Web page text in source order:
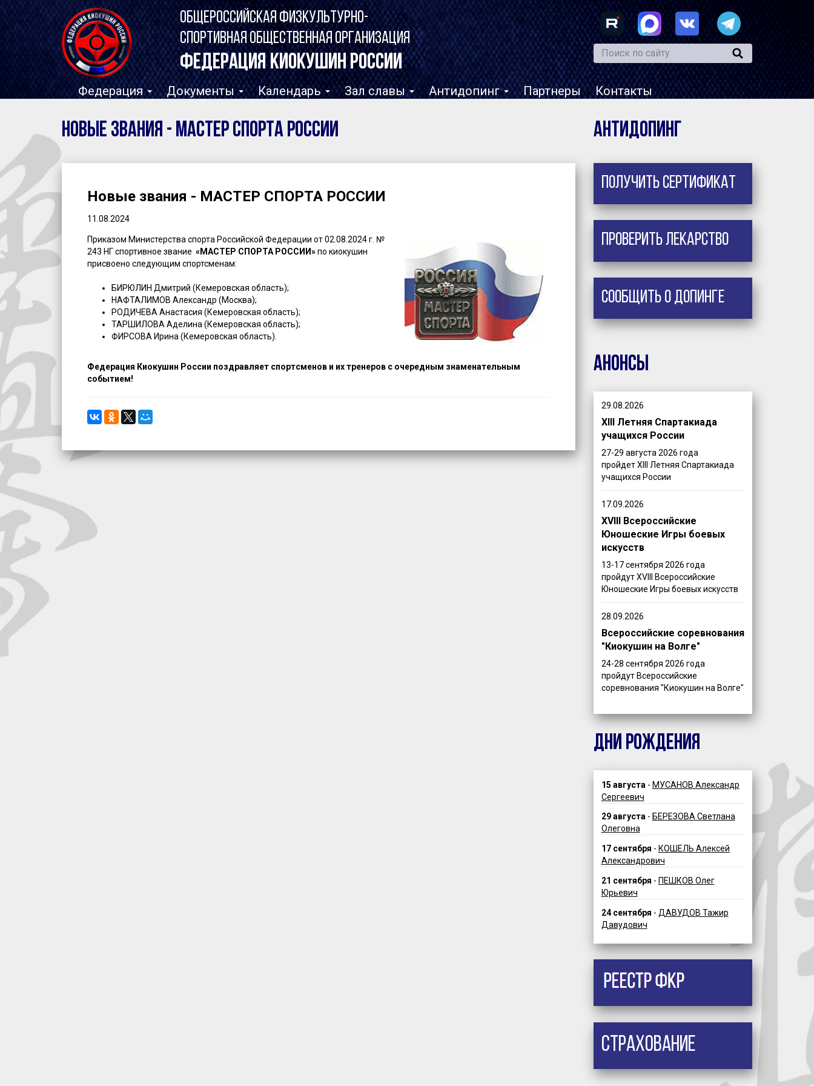
ОБЩЕРОССИЙСКАЯ ФИЗКУЛЬТУРНО-
СПОРТИВНАЯ ОБЩЕСТВЕННАЯ ОРГАНИЗАЦИЯ
ФЕДЕРАЦИЯ КИОКУШИН РОССИИ
Федерация Документы Календарь Зал славы Антидопинг Партнеры Контакты
Новые звания - МАСТЕР СПОРТА РОССИИ Антидопинг
Новые звания - МАСТЕР СПОРТА РОССИИ
11.08.2024
Приказом Министерства спорта Российской Федерации от 02.08.2024 г. №
243 НГ спортивное звание«МАСТЕР СПОРТА РОССИИ»по киокушин
присвоено следующим спортсменам:
БИРЮЛИН Дмитрий (Кемеровская область);
НАФТАЛИМОВ Александр (Москва);
РОДИЧЕВА Анастасия (Кемеровская область);
ТАРШИЛОВА Аделина (Кемеровская область);
ФИРСОВА Ирина (Кемеровская область).
Федерация Киокушин России поздравляет спортсменов и их тренеров с очередным знаменательным
событием!
Получить сертификат
Проверить лекарство
Сообщить о допинге
Анонсы
29.08.2026
XIII Летняя Спартакиада
учащихся России
27-29 августа 2026 года
пройдет XIII Летняя Спартакиада
учащихся России
17.09.2026
XVIII Всероссийские
Юношеские Игры боевых
искусств
13-17 сентября 2026 года
пройдут XVIII Всероссийские
Юношеские Игры боевых искусств
28.09.2026
Всероссийские соревнования
"Киокушин на Волге"
24-28 сентября 2026 года
пройдут Всероссийские
соревнования "Киокушин на Волге"
ДНИ РОЖДЕНИЯ
15 августа - МУСАНОВ Александр
Сергеевич
29 августа- БЕРЕЗОВА Светлана
Олеговна
17 сентября - КОШЕЛЬ Алексей
Александрович
21 сентября - ПЕШКОВ Олег
Юрьевич
24 сентября - ДАВУДОВ Тажир
Давудович
Страхование